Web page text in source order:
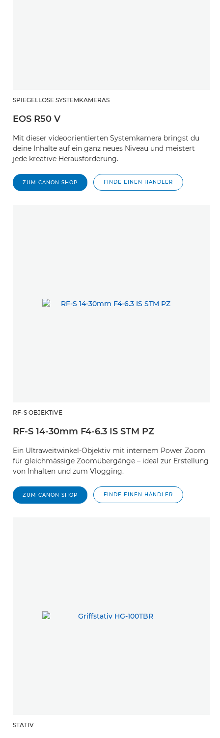
SPIEGELLOSE SYSTEMKAMERAS
EOS R50 V
Mit dieser videoorientierten Systemkamera bringst du
deine Inhalte auf ein ganz neues Niveau und meistert
jede kreative Herausforderung.
ZUM CANON SHOP FINDE EINEN HÄNDLER
RF-S OBJEKTIVE
RF-S 14-30mm F4-6.3 IS STM PZ
Ein Ultraweitwinkel-Objektiv mit internem Power Zoom
für gleichmässige Zoomübergänge – ideal zur Erstellung
von Inhalten und zum Vlogging.
ZUM CANON SHOP FINDE EINEN HÄNDLER
STATIV